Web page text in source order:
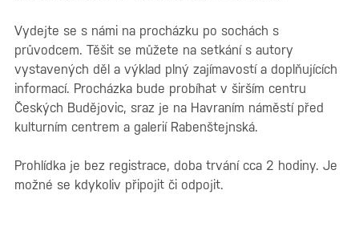
Vydejte se s námi na procházku po sochách s
průvodcem. Těšit se můžete na setkání s autory
vystavených děl a výklad plný zajímavostí a doplňujících
informací. Procházka bude probíhat v širším centru
Českých Budějovic, sraz je na Havraním náměstí před
kulturním centrem a galerií Rabenštejnská.
Prohlídka je bez registrace, doba trvání cca 2 hodiny. Je
možné se kdykoliv připojit či odpojit.